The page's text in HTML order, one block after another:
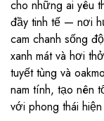
cho những ai yêu
đầy tinh tế — nơi
cam chanh sống
xanh mát và hơi
tuyết tùng và
nam tính, tạo nên
với phong thái